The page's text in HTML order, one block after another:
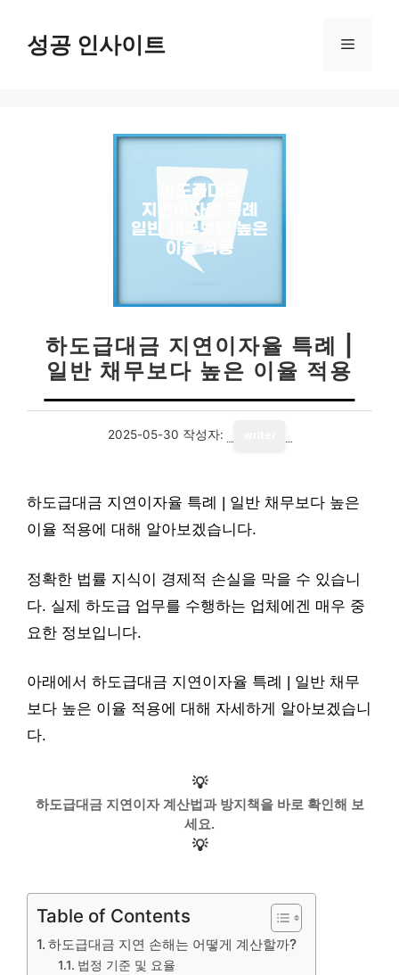
성공 인사이트 메
하도급대금 지연이자율 특례 |
일반 채무보다 높은 이율 적용
2025-05-30 작성자:
하도급대금 지연이자율 특례 | 일반 채무보다 높은
이율 적용에 대해 알아보겠습니다.
정확한 법률 지식이 경제적 손실을 막을 수 있습니
다. 실제 하도급 업무를 수행하는 업체에겐 매우 중
요한 정보입니다.
아래에서 하도급대금 지연이자율 특례 | 일반 채무
보다 높은 이율 적용에 대해 자세하게 알아보겠습니
다.
💡
하도급대금 지연이자 계산법과 방지책을 바로 확인해 보
세요.
💡
Table of Contents
하도급대금 지연 손해는 어떻게 계산할까?
법정 기준 및 요율